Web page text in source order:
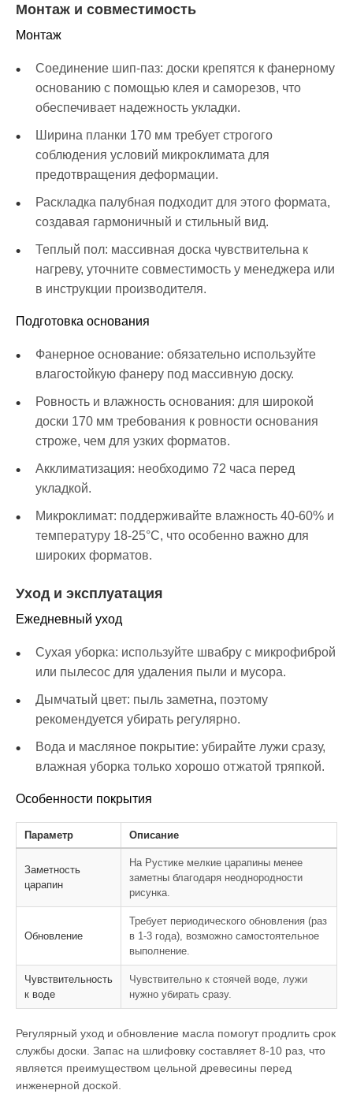
Монтаж и совместимость
Монтаж
Соединение шип-паз: доски крепятся к фанерному
основанию с помощью клея и саморезов, что
обеспечивает надежность укладки.
Ширина планки 170 мм требует строгого
соблюдения условий микроклимата для
предотвращения деформации.
Раскладка палубная подходит для этого формата,
создавая гармоничный и стильный вид.
Теплый пол: массивная доска чувствительна к
нагреву, уточните совместимость у менеджера или
в инструкции производителя.
Подготовка основания
Фанерное основание: обязательно используйте
влагостойкую фанеру под массивную доску.
Ровность и влажность основания: для широкой
доски 170 мм требования к ровности основания
строже, чем для узких форматов.
Акклиматизация: необходимо 72 часа перед
укладкой.
Микроклимат: поддерживайте влажность 40-60% и
температуру 18-25°C, что особенно важно для
широких форматов.
Уход и эксплуатация
Ежедневный уход
Сухая уборка: используйте швабру с микрофиброй
или пылесос для удаления пыли и мусора.
Дымчатый цвет: пыль заметна, поэтому
рекомендуется убирать регулярно.
Вода и масляное покрытие: убирайте лужи сразу,
влажная уборка только хорошо отжатой тряпкой.
Особенности покрытия
Параметр Описание
Заметность
царапин
На Рустике мелкие царапины менее
заметны благодаря неоднородности
рисунка.
Обновление
Требует периодического обновления (раз
в 1-3 года), возможно самостоятельное
выполнение.
Чувствительность
к воде
Чувствительно к стоячей воде, лужи
нужно убирать сразу.
Регулярный уход и обновление масла помогут продлить срок
службы доски. Запас на шлифовку составляет 8-10 раз, что
является преимуществом цельной древесины перед
инженерной доской.